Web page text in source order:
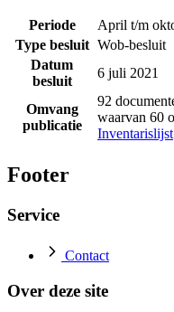
Periode
April t/m
Type besluit Wob-besluit
Datum
besluit
6 juli 2021
Omvang
publicatie
92
waarvan 60
Inventarislijst
Footer
Service
Contact
Over deze site